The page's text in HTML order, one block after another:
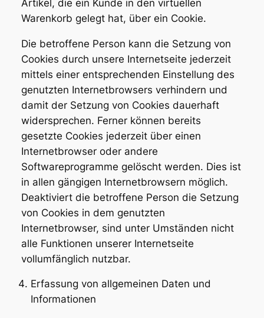
Artikel, die ein Kunde in den virtuellen
Warenkorb gelegt hat, über ein Cookie.
Die betroffene Person kann die Setzung von
Cookies durch unsere Internetseite jederzeit
mittels einer entsprechenden Einstellung des
genutzten Internetbrowsers verhindern und
damit der Setzung von Cookies dauerhaft
widersprechen. Ferner können bereits
gesetzte Cookies jederzeit über einen
Internetbrowser oder andere
Softwareprogramme gelöscht werden. Dies ist
in allen gängigen Internetbrowsern möglich.
Deaktiviert die betroffene Person die Setzung
von Cookies in dem genutzten
Internetbrowser, sind unter Umständen nicht
alle Funktionen unserer Internetseite
vollumfänglich nutzbar.
Erfassung von allgemeinen Daten und
Informationen